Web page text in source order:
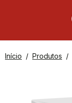
Início Produtos